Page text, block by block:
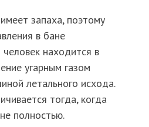
запаха, поэтому
в бане
находится в
угарным газом
летального исхода.
тогда, когда
полностью.